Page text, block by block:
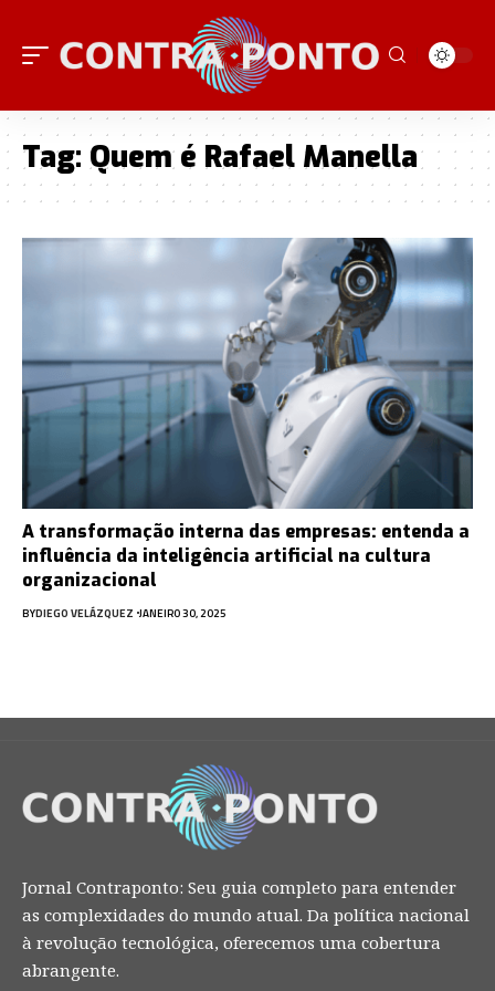
Tag: Quem é Rafael Manella
A transformação interna das empresas: entenda a
influência da inteligência artificial na cultura
organizacional
BYDIEGO VELÁZQUEZ JANEIRO 30, 2025
Jornal Contraponto: Seu guia completo para entender
as complexidades do mundo atual. Da política nacional
à revolução tecnológica, oferecemos uma cobertura
abrangente.